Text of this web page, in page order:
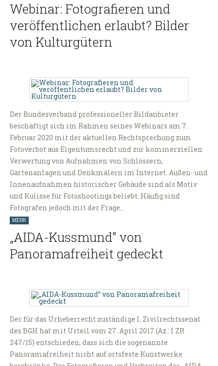
Webinar: Fotografieren und
veröffentlichen erlaubt? Bilder
von Kulturgütern
Der Bundesverband professioneller Bildanbieter
beschäftigt sich im Rahmen seines Webinars am 7.
Februar 2020 mit der aktuellen Rechtsprechung zum
Fotoverbot aus Eigentumsrecht und zur kommerziellen
Verwertung von Aufnahmen von Schlössern,
Gartenanlagen und Denkmälern im Internet. Außen- und
Innenaufnahmen historischer Gebäude sind als Motiv
und Kulisse für Fotoshootings beliebt. Häufig sind
Fotografen jedoch mit der Frage…
MEHR
„AIDA-Kussmund” von
Panoramafreiheit gedeckt
Der für das Urheberrecht zuständige I. Zivilrechtssenat
des BGH hat mit Urteil vom 27. April 2017 (Az.: I ZR
247/15) entschieden, dass sich die sogenannte
Panoramafreiheit nicht auf ortsfeste Kunstwerke